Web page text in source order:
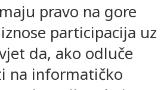
pravo na gore
participacija uz
da, ako odluče
na informatičko